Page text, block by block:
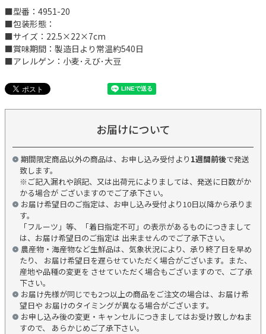
■型番：4951-20
■包装形態：
■サイズ：22.5×22×7cm
■賞味期間：製造日より常温約540日
■アレルゲン：小麦･えび･大豆
お届けについて
期間限定商品以外の商品は、お申し込み受付より 1週間前後で発送
致します。
※ご記入漏れや誤記、又は出荷元によりましては、発送に日数がか
かる場合が ございますのでご了承下さい。
お届け希望日のご指定は、お申し込み受付より10日以降から承りま
す。
「フルーツ」等、「着日指定不可」の表示があるものにつきまして
は、お届け希望日のご指定は 出来ませんのでご了承下さい。
農産物・海産物など生鮮品は、気象状況により、承り終了日を早め
たり、 お届け希望日を遅らせていただく場合がございます。また、
産地や品種の変更を させていただく場合もございますので、ご了承
下さい。
お届け先様が同じでも2つ以上の商品をご注文の場合は、お届け希
望日や お届けのタイミングが異なる場合がございます。
お申し込み後の変更・キャンセルにつきましてはお受け致しかねま
すので、 あらかじめご了承下さい。